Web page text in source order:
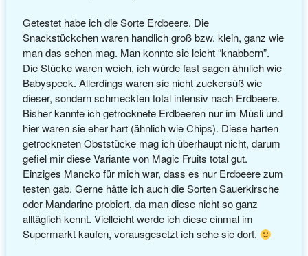
Getestet habe ich die Sorte Erdbeere. Die
Snackstückchen waren handlich groß bzw. klein, ganz wie
man das sehen mag. Man konnte sie leicht “knabbern”.
Die Stücke waren weich, ich würde fast sagen ähnlich wie
Babyspeck. Allerdings waren sie nicht zuckersüß wie
dieser, sondern schmeckten total intensiv nach Erdbeere.
Bisher kannte ich getrocknete Erdbeeren nur im Müsli und
hier waren sie eher hart (ähnlich wie Chips). Diese harten
getrockneten Obststücke mag ich überhaupt nicht, darum
gefiel mir diese Variante von Magic Fruits total gut.
Einziges Mancko für mich war, dass es nur Erdbeere zum
testen gab. Gerne hätte ich auch die Sorten Sauerkirsche
oder Mandarine probiert, da man diese nicht so ganz
alltäglich kennt. Vielleicht werde ich diese einmal im
Supermarkt kaufen, vorausgesetzt ich sehe sie dort.